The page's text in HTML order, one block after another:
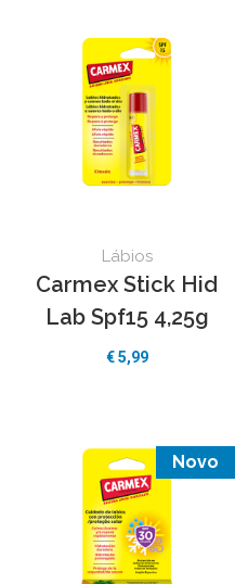
Lábios
Carmex Stick Hid
Lab Spf15 4,25g
€ 5,99
Novo